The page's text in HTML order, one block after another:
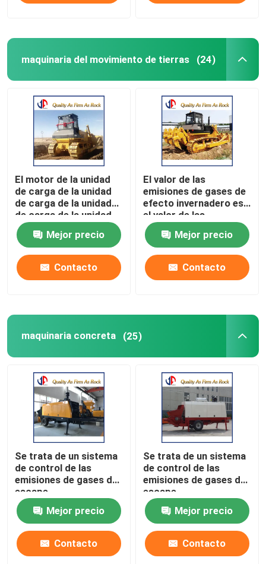
Productos
Visita a la fábrica
Control de Calidad
Contacto
noticias
Solicitar una cotización
Material de la construcción de carreteras
Equipo de ensayo en carretera
maquinaria de construcción de carreteras
maquinaria del movimiento de tierras
maquinaria concreta
Maquinaria Agrícola
Maquinaria para la extracción minera
maquinaria del movimiento de tierras (24)
El motor de la unidad
de carga de la unidad
de carga de la unidad
de carga de la unidad
de carga de la unidad
Mejor precio
Contacto
El valor de las
emisiones de gases de
efecto invernadero es
el valor de las
emisiones de gases de
efecto invernadero.
Mejor precio
Contacto
maquinaria concreta (25)
Se trata de un sistema
de control de las
emisiones de gases de
escape.
Mejor precio
Contacto
Se trata de un sistema
de control de las
emisiones de gases de
escape.
Mejor precio
Contacto